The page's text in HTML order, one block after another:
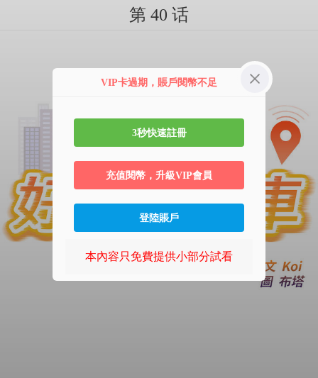
第 40 话
VIP卡過期，賬戶閱幣不足
3秒快速註冊
充值閱幣，升級VIP會員
登陸賬戶
本內容只免費提供小部分試看